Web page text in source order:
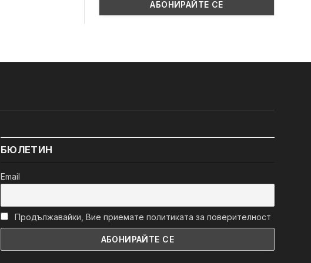
БЮЛЕТИН
Email
Продължавайки, Вие приемате политиката за поверителност